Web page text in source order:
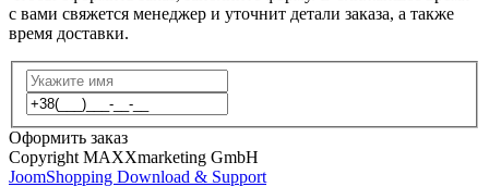
с вами свяжется менеджер и уточнит детали заказа, а также
время доставки.
Оформить заказ
Copyright MAXXmarketing GmbH
JoomShopping Download & Support